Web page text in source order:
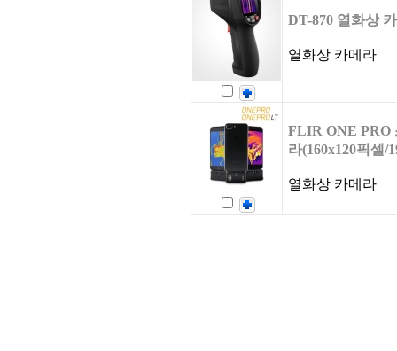
DT-870 열화상
열화상 카메라
FLIR ONE PRO
라(160x120픽셀/
열화상 카메라